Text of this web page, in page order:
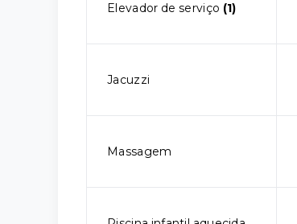
Elevador de serviço (1)
Jacuzzi
Massagem